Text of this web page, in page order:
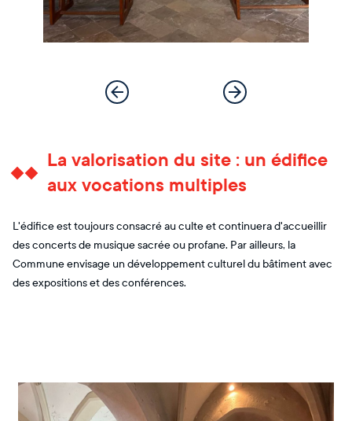
La valorisation du site : un édifice
aux vocations multiples
L'édifice est toujours consacré au culte et continuera d'accueillir
des concerts de musique sacrée ou profane. Par ailleurs, la
Commune envisage un développement culturel du bâtiment avec
des expositions et des conférences.